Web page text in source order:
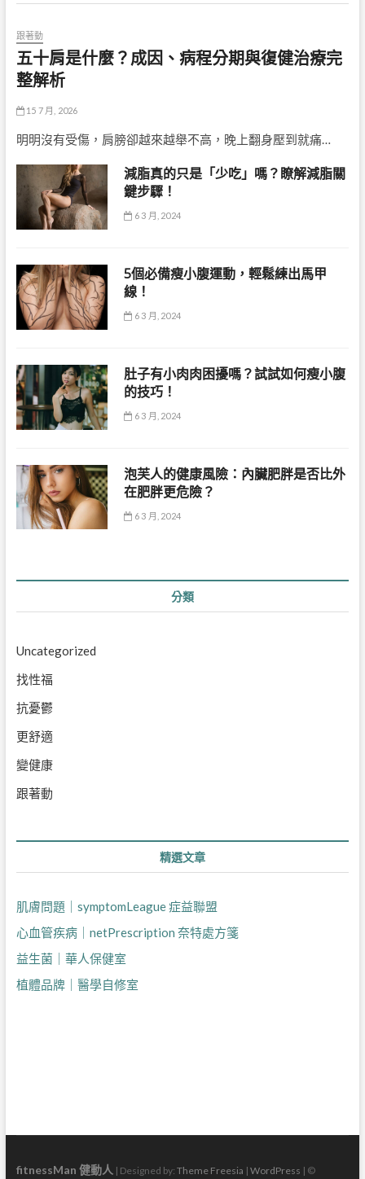
跟著動
五十肩是什麼？成因、病程分期與復健治療完
整解析
15 7 月, 2026
明明沒有受傷，肩膀卻越來越舉不高，晚上翻身壓到就痛…
減脂真的只是「少吃」嗎？瞭解減脂關
鍵步驟！
6 3 月, 2024
5個必備瘦小腹運動，輕鬆練出馬甲
線！
6 3 月, 2024
肚子有小肉肉困擾嗎？試試如何瘦小腹
的技巧！
6 3 月, 2024
泡芙人的健康風險：內臟肥胖是否比外
在肥胖更危險？
6 3 月, 2024
分類
Uncategorized
找性福
抗憂鬱
更舒適
變健康
跟著動
精選文章
肌膚問題｜symptomLeague 症益聯盟
心血管疾病｜netPrescription 奈特處方箋
益生菌｜華人保健室
植體品牌｜醫學自修室
fitnessMan 健動人| Designed by: Theme Freesia | WordPress | ©